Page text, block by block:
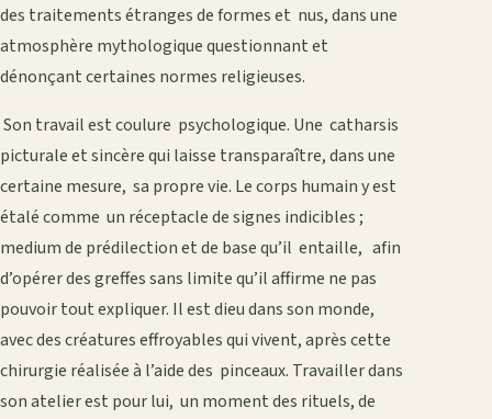
des traitements étranges de formes et nus, dans une
atmosphère mythologique questionnant et
dénonçant certaines normes religieuses.
Son travail est coulure psychologique. Une catharsis
picturale et sincère qui laisse transparaître, dans une
certaine mesure, sa propre vie. Le corps humain y est
étalé comme un réceptacle de signes indicibles ;
medium de prédilection et de base qu’il entaille, afin
d’opérer des greffes sans limite qu’il affirme ne pas
pouvoir tout expliquer. Il est dieu dans son monde,
avec des créatures effroyables qui vivent, après cette
chirurgie réalisée à l’aide des pinceaux. Travailler dans
son atelier est pour lui, un moment des rituels, de